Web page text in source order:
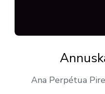
Ana Perpétua